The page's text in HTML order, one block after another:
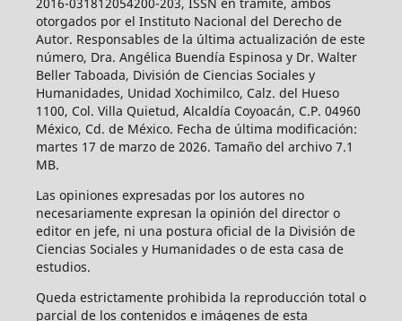
otorgados por el Instituto Nacional del Derecho de
Autor. Responsables de la última actualización de este
número, Dra. Angélica Buendía Espinosa y Dr. Walter
Beller Taboada, División de Ciencias Sociales y
Humanidades, Unidad Xochimilco, Calz. del Hueso
1100, Col. Villa Quietud, Alcaldía Coyoacán, C.P. 04960
México, Cd. de México. Fecha de última modificación:
martes 17 de marzo de 2026. Tamaño del archivo 7.1
MB.
Las opiniones expresadas por los autores no
necesariamente expresan la opinión del director o
editor en jefe, ni una postura oficial de la División de
Ciencias Sociales y Humanidades o de esta casa de
estudios.
Queda estrictamente prohibida la reproducción total o
parcial de los contenidos e imágenes de esta